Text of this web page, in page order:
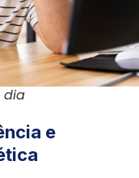
dia
e